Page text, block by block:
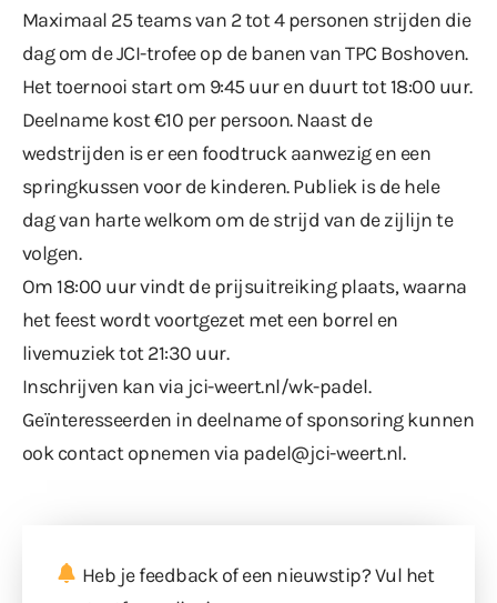
Maximaal 25 teams van 2 tot 4 personen strijden die
dag om de JCI-trofee op de banen van TPC Boshoven.
Het toernooi start om 9:45 uur en duurt tot 18:00 uur.
Deelname kost €10 per persoon. Naast de
wedstrijden is er een foodtruck aanwezig en een
springkussen voor de kinderen. Publiek is de hele
dag van harte welkom om de strijd van de zijlijn te
volgen.
Om 18:00 uur vindt de prijsuitreiking plaats, waarna
het feest wordt voortgezet met een borrel en
livemuziek tot 21:30 uur.
Inschrijven kan via jci-weert.nl/wk-padel.
Geïnteresseerden in deelname of sponsoring kunnen
ook contact opnemen via padel@jci-weert.nl.
Heb je feedback of een nieuwstip? Vul het